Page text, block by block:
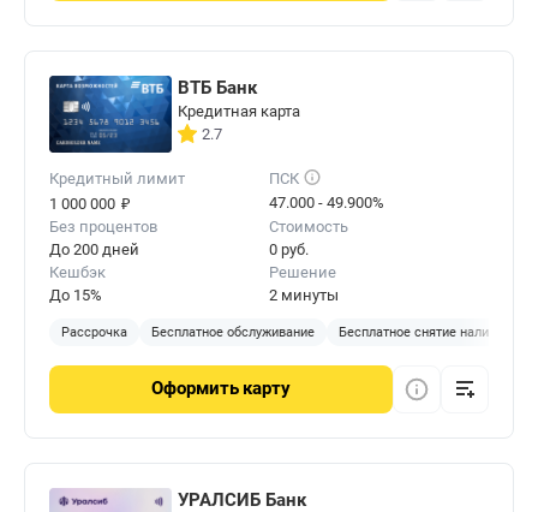
ВТБ Банк
Кредитная карта
2.7
Кредитный лимит
1 000 000 ₽
ПСК
47.000 - 49.900%
Без процентов
До 200 дней
Стоимость
0 руб.
Кешбэк
До 15%
Решение
2 минуты
Рассрочка Бесплатное обслуживание Бесплатное снятие наличных
Оформить карту
УРАЛСИБ Банк